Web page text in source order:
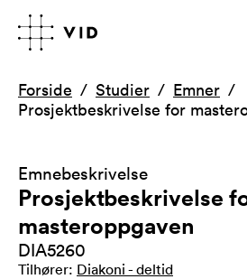
Forside Studier
Emner
Prosjektbeskrivelse for
Emnebeskrivelse
Prosjektbeskrivelse
masteroppgaven
DIA5260
Tilhører: Diakoni - deltid